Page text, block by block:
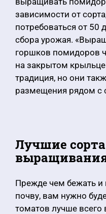
зависимости от
потребоваться от 50
сбора урожая.
горшков помидоров
на закрытом
традиция, но они
размещения рядом с
Лучшие
Прежде чем бежать и
почву, вам нужно
томатов лучше